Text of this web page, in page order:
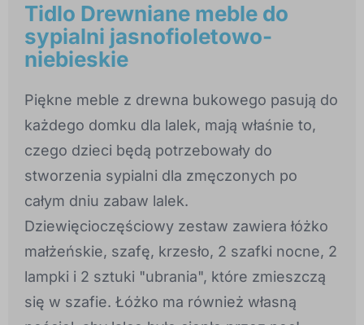
Tidlo Drewniane meble do
sypialni jasnofioletowo-
niebieskie
Piękne meble z drewna bukowego pasują do
każdego domku dla lalek, mają właśnie to,
czego dzieci będą potrzebowały do
stworzenia sypialni dla zmęczonych po
całym dniu zabaw lalek.
Dziewięcioczęściowy zestaw zawiera łóżko
małżeńskie, szafę, krzesło, 2 szafki nocne, 2
lampki i 2 sztuki "ubrania", które zmieszczą
się w szafie. Łóżko ma również własną